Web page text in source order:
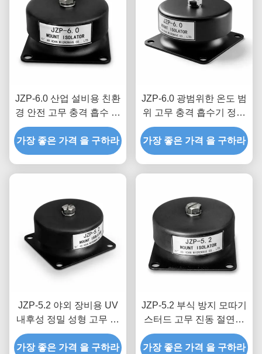
JZP-6.0 산업 설비용 친환
경 안전 고무 충격 흡수 장
치 삐걱거리는 소리가 없
는 자체 윤활 댐퍼
가장 좋은 가격 을 구하라
JZP-6.0 광범위한 온도 범
위 고무 충격 흡수기 정밀
장비용 마이크로 진동 필
터링 덤퍼
가장 좋은 가격 을 구하라
JZP-5.2 야외 장비용 UV
내후성 정밀 성형 고무 진
동 절연체 마운트 충격 흡
수 장치 마운트
가장 좋은 가격 을 구하라
JZP-5.2 부식 방지 모따기
스터드 고무 진동 절연체
마운트 정밀 스레딩을 위
한 충격 흡수 장치 마운트
가장 좋은 가격 을 구하라